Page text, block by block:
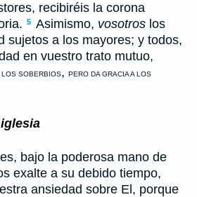
recibiréis la corona
5 Asimismo, vosotros los
sujetos a los mayores; y todos,
en vuestro trato mutuo,
LOS SOBERBIOS, PERO DA GRACIA A LOS
bajo la poderosa mano de
exalte a su debido tiempo,
ansiedad sobre El, porque